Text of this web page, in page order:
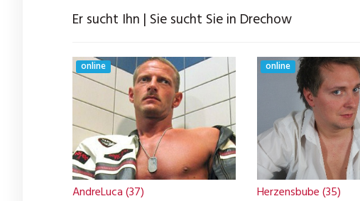
Er sucht Ihn | Sie sucht Sie in Drechow
online
AndreLuca (37)
online
Herzensbube (35)